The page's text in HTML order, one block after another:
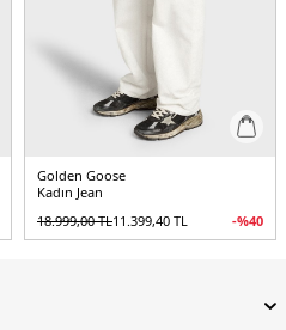
Golden Goose
Kadın Jean
18.999,00TL11.399,40 TL -%40